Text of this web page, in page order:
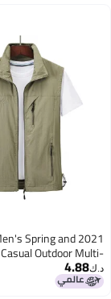
Men's Spring and
Outdoor Multi-
Vest Loose Middle-
aged Men's 7882
د.ك‏4.88